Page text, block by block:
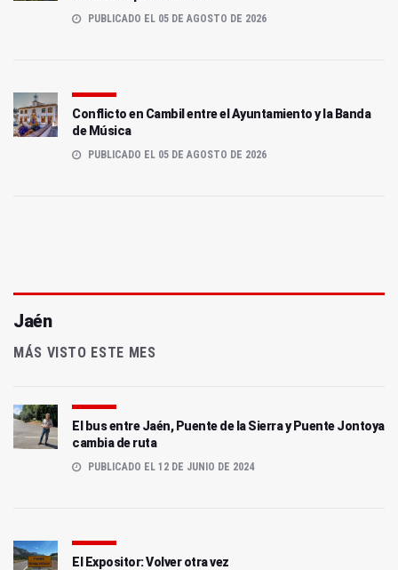
PUBLICADO EL 05 DE AGOSTO DE 2026
Conflicto en Cambil entre el Ayuntamiento y la Banda
de Música
PUBLICADO EL 05 DE AGOSTO DE 2026
Jaén
MÁS VISTO ESTE MES
El bus entre Jaén, Puente de la Sierra y Puente Jontoya
cambia de ruta
PUBLICADO EL 12 DE JUNIO DE 2024
El Expositor: Volver otra vez